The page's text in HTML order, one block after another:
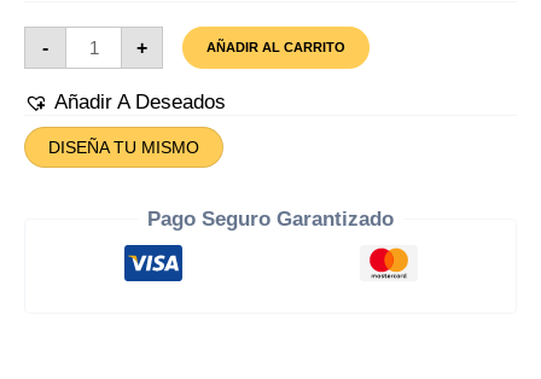
-
Azulejo
San
Huelva
+ AÑADIR AL CARRITO
Añadir A Deseados
DISEÑA TU MISMO
Pago Seguro Garantizado